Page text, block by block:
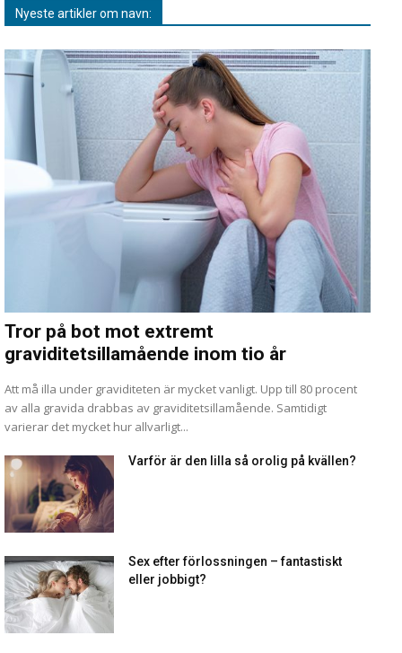
Nyeste artikler om navn:
Tror på bot mot extremt
graviditetsillamående inom tio år
Att må illa under graviditeten är mycket vanligt. Upp till 80 procent
av alla gravida drabbas av graviditetsillamående. Samtidigt
varierar det mycket hur allvarligt...
Varför är den lilla så orolig på kvällen?
Sex efter förlossningen – fantastiskt
eller jobbigt?